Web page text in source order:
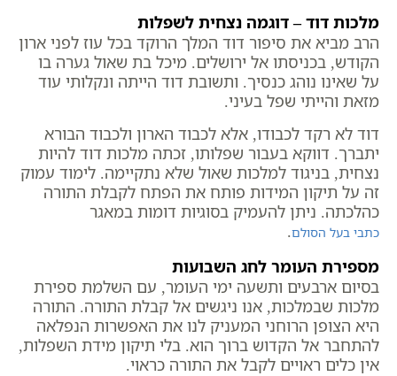
מלכות דוד – דוגמה נצחית לשפלות
הרב מביא את סיפור דוד המלך הרוקד בכל עוז לפני ארון
הקודש, בכניסתו אל ירושלים. מיכל בת שאול גערה בו
על שאינו נוהג כנסיך. ותשובת דוד הייתה ונקלותי עוד
מזאת והייתי שפל בעיני.
דוד לא רקד לכבודו, אלא לכבוד הארון ולכבוד הבורא
יתברך. דווקא בעבור שפלותו, זכתה מלכות דוד להיות
נצחית, בניגוד למלכות שאול שלא נתקיימה. לימוד עמוק
זה על תיקון המידות פותח את הפתח לקבלת התורה
כהלכתה. ניתן להעמיק בסוגיות דומות במאגר
כתבי בעל הסולם.
מספירת העומר לחג השבועות
בסיום ארבעים ותשעה ימי העומר, עם השלמת ספירת
מלכות שבמלכות, אנו ניגשים אל קבלת התורה. התורה
היא הצופן הרוחני המעניק לנו את האפשרות הנפלאה
להתחבר אל הקדוש ברוך הוא. בלי תיקון מידת השפלות,
אין כלים ראויים לקבל את התורה כראוי.